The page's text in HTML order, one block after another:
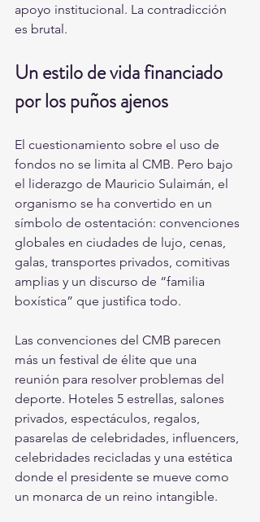
apoyo institucional. La contradicción
es brutal.
Un estilo de vida financiado
por los puños ajenos
El cuestionamiento sobre el uso de
fondos no se limita al CMB. Pero bajo
el liderazgo de Mauricio Sulaimán, el
organismo se ha convertido en un
símbolo de ostentación: convenciones
globales en ciudades de lujo, cenas,
galas, transportes privados, comitivas
amplias y un discurso de “familia
boxística” que justifica todo.
Las convenciones del CMB parecen
más un festival de élite que una
reunión para resolver problemas del
deporte. Hoteles 5 estrellas, salones
privados, espectáculos, regalos,
pasarelas de celebridades, influencers,
celebridades recicladas y una estética
donde el presidente se mueve como
un monarca de un reino intangible.